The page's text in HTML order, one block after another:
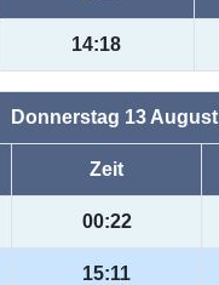
14:18
Donnerstag 13 August
Zeit
00:22
15:11